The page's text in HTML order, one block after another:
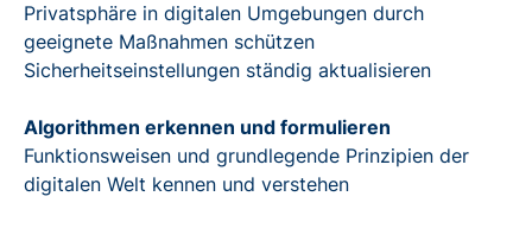
Privatsphäre in digitalen Umgebungen durch
geeignete Maßnahmen schützen
Sicherheitseinstellungen ständig aktualisieren
Algorithmen erkennen und formulieren
Funktionsweisen und grundlegende Prinzipien der
digitalen Welt kennen und verstehen